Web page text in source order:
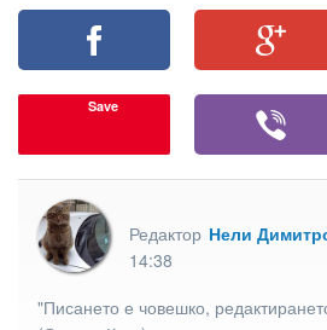
Save
Редактор Нели
14:38
"Писането е човешко,